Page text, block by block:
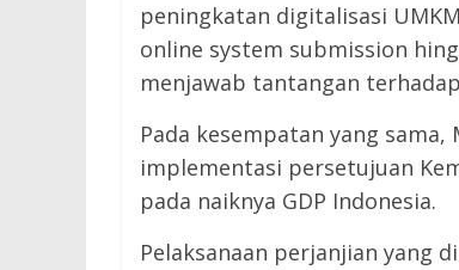
peningkatan digitalisasi
online system submission
menjawab tantangan
Pada kesempatan yang
implementasi persetujuan
pada naiknya GDP Indonesia.
Pelaksanaan perjanjian yang